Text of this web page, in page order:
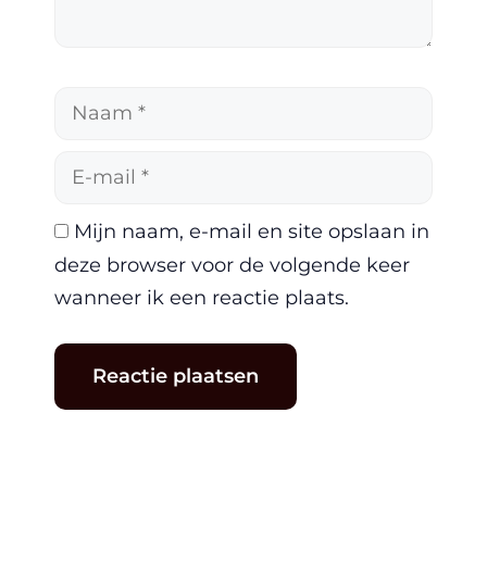
Naam
Mijn naam, e-mail en site opslaan in
deze browser voor de volgende keer
wanneer ik een reactie plaats.